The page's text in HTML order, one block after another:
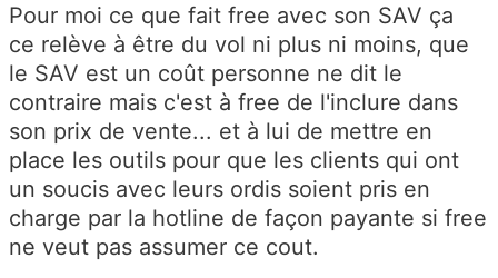
Pour moi ce que fait free avec son SAV ça
ce relève à être du vol ni plus ni moins, que
le SAV est un coût personne ne dit le
contraire mais c'est à free de l'inclure dans
son prix de vente... et à lui de mettre en
place les outils pour que les clients qui ont
un soucis avec leurs ordis soient pris en
charge par la hotline de façon payante si free
ne veut pas assumer ce cout.